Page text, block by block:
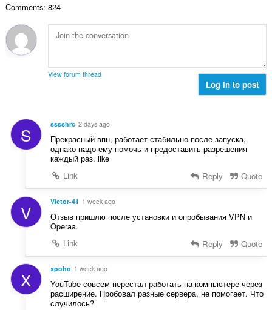
:c
j
a
b
r
o
n
:
Comments: 824
View forum thread
Log in to post
S sssshrc 2 days ago
Прекрасный впн, работает стабильно после запуска,
однако надо ему помочь и предоставить разрешения
каждый раз. like
Link
Reply Quote
V Victor-41 1 week ago
Отзыв пришлю после установки и опробывания VPN и
Operaa.
Link
Reply Quote
X xpoho 1 week ago
YouTube совсем перестал работать на компьютере через
расширение. Пробовал разные сервера, не помогает. Что
случилось?